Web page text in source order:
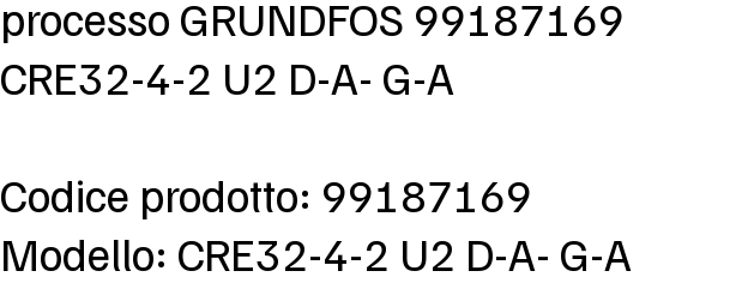
processo GRUNDFOS 99187169
CRE32-4-2 U2 D-A- G-A
Codice prodotto: 99187169
Modello: CRE32-4-2 U2 D-A- G-A